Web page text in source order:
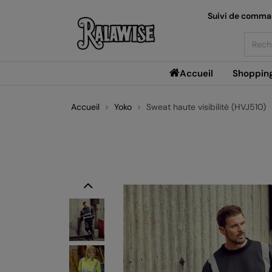
Accueil
Suivi de
Accueil Yoko Sweat haute visibilité (HVJ510)
Previous